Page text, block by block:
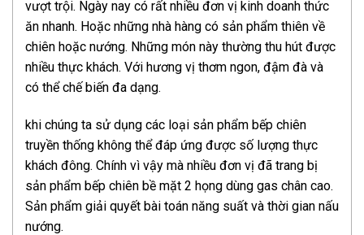
vượt trội. Ngày nay có rất nhiều đơn vị kinh doanh thức
ăn nhanh. Hoặc những nhà hàng có sản phẩm thiên về
chiên hoặc nướng. Những món này thường thu hút được
nhiều thực khách. Với hương vị thơm ngon, đậm đà và
có thể chế biến đa dạng.
khi chúng ta sử dụng các loại sản phẩm bếp chiên
truyền thống không thể đáp ứng được số lượng thực
khách đông. Chính vì vậy mà nhiều đơn vị đã trang bị
sản phẩm bếp chiên bề mặt 2 họng dùng gas chân cao.
Sản phẩm giải quyết bài toán năng suất và thời gian nấu
nướng.